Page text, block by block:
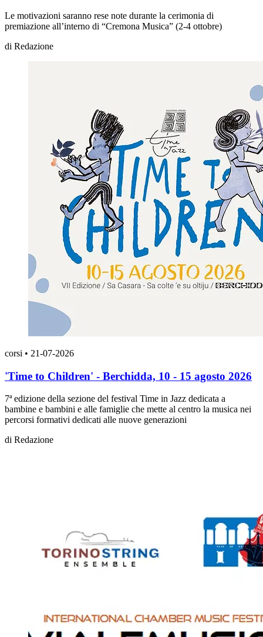
Le motivazioni saranno rese note durante la cerimonia di
premiazione all’interno di “Cremona Musica” (2-4 ottobre)
di Redazione
corsi • 21-07-2026
'Time to Children' - Berchidda, 10 - 15 agosto 2026
7ª edizione della sezione del festival Time in Jazz dedicata a
bambine e bambini e alle famiglie che mette al centro la musica nei
percorsi formativi dedicati alle nuove generazioni
di Redazione